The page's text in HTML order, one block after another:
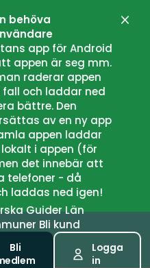
behöva
app för Android
appen är seg mm.
raderar appen
och laddar ned
bättre. Den
av en ny app
appen laddar
i appen (för
det innebär att
telefoner - då
laddas ned igen!
GuiderLän
Bli kund
Bli
Logga
in